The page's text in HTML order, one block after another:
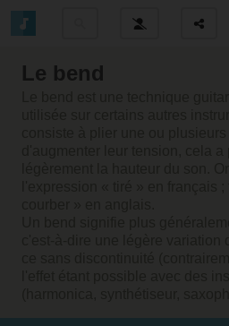
Le bend